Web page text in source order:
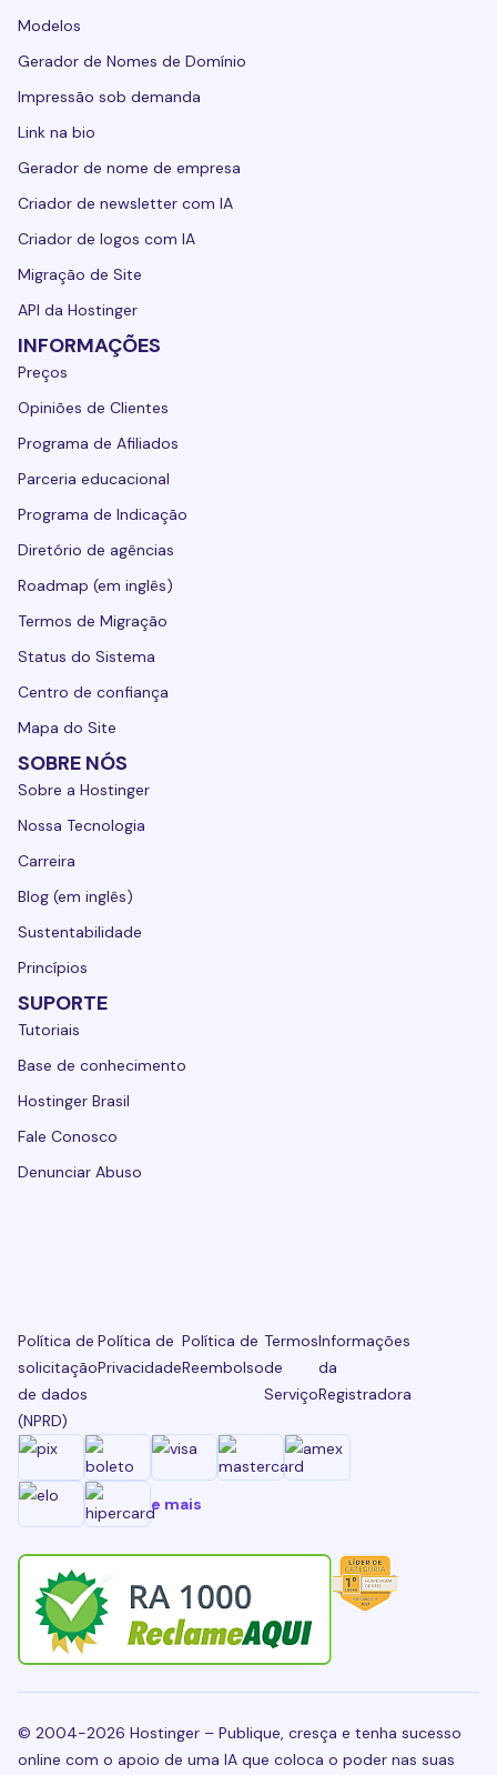
Modelos
Gerador de Nomes de Domínio
Impressão sob demanda
Link na bio
Gerador de nome de empresa
Criador de newsletter com IA
Criador de logos com IA
Migração de Site
API da Hostinger
INFORMAÇÕES
Preços
Opiniões de Clientes
Programa de Afiliados
Parceria educacional
Programa de Indicação
Diretório de agências
Roadmap (em inglês)
Termos de Migração
Status do Sistema
Centro de confiança
Mapa do Site
SOBRE NÓS
Sobre a Hostinger
Nossa Tecnologia
Carreira
Blog (em inglês)
Sustentabilidade
Princípios
SUPORTE
Tutoriais
Base de conhecimento
Hostinger Brasil
Fale Conosco
Denunciar Abuso
Política de
solicitação
de dados
(NPRD)
Política de
Privacidade
Política de
Reembolso
Termos
de
Serviço
Informações
da
Registradora
e mais
© 2004-2026 Hostinger – Publique, cresça e tenha sucesso
online com o apoio de uma IA que coloca o poder nas suas